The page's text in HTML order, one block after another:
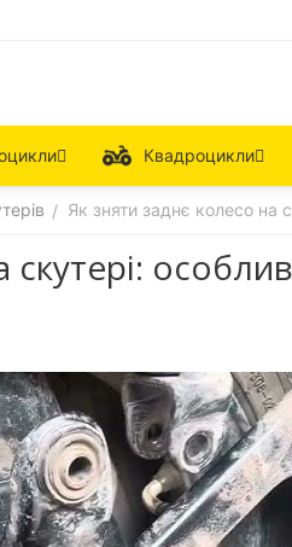
Квадроцикли
/ Як зняти заднє колесо на